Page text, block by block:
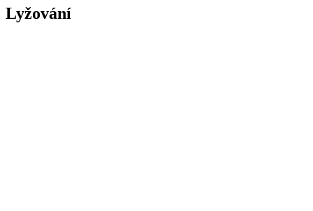
Lyžování